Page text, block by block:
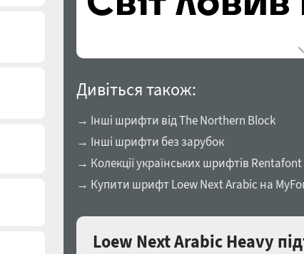
Дивіться також:
→ Інші шрифти від The Northern Block
→ Інші шрифти без зарубок
→ Колекції українських шрифтів Rentafont
→ Купити шрифт Loew Next Arabic на
Loew Next Arabic Heavy